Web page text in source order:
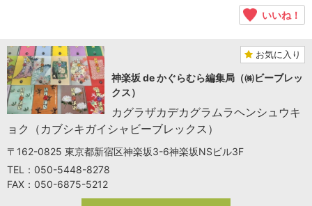
いいね！
お気に入り
神楽坂 de かぐらむら編集局（㈱ビーブレッ
クス）
カグラザカデカグラムラヘンシュウキ
ョク（カブシキガイシャビーブレックス）
〒162-0825 東京都新宿区神楽坂3-6神楽坂NSビル3F
TEL：050-5448-8278
FAX：050-6875-5212